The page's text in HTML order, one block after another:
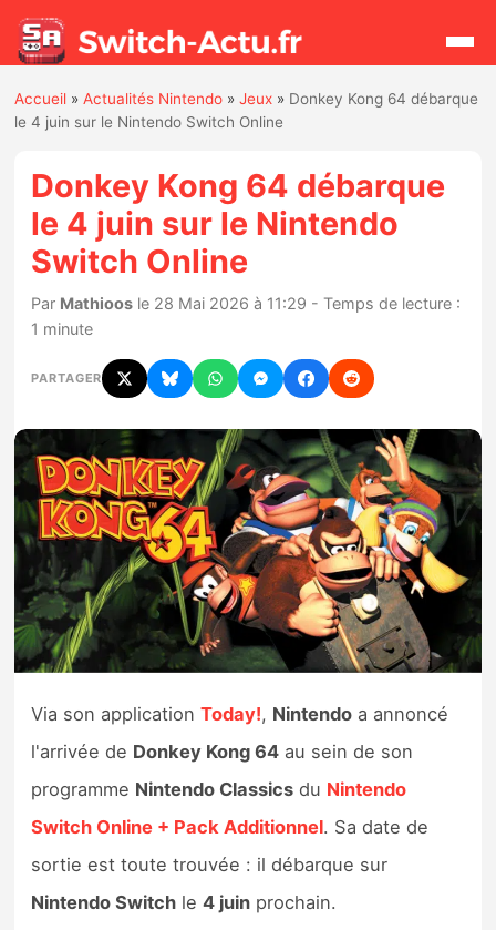
Actualités
Jeux
Hardware
Mises à jour
Chiffres de ventes
Rumeurs
Nintendo Direct
Tests et previews
Tests de jeux
Tests d’accessoires
Previews
Précommandes
Accueil »Actualités Nintendo »Jeux » Donkey Kong 64 débarque
le 4 juin sur le Nintendo Switch Online
Donkey Kong 64 débarque
le 4 juin sur le Nintendo
Switch Online
Par Mathioos le 28 Mai 2026 à 11:29 - Temps de lecture :
1 minute
PARTAGER
Via son applicationToday!, Nintendo a annoncé
l'arrivée de Donkey Kong 64 au sein de son
programme Nintendo Classics du Nintendo
Switch Online + Pack Additionnel. Sa date de
sortie est toute trouvée : il débarque sur
Nintendo Switch le4 juin prochain.